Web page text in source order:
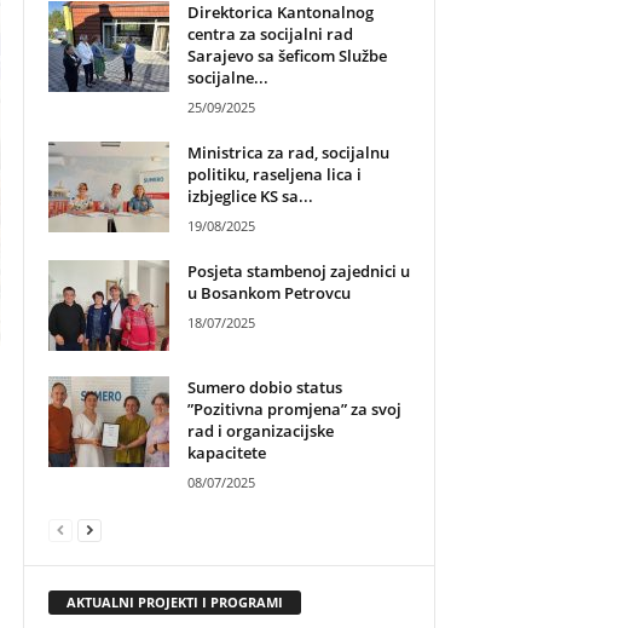
Direktorica Kantonalnog
centra za socijalni rad
Sarajevo sa šeficom Službe
socijalne...
25/09/2025
Ministrica za rad, socijalnu
politiku, raseljena lica i
izbjeglice KS sa...
19/08/2025
Posjeta stambenoj zajednici u
u Bosankom Petrovcu
18/07/2025
Sumero dobio status
”Pozitivna promjena” za svoj
rad i organizacijske
kapacitete
08/07/2025
AKTUALNI PROJEKTI I PROGRAMI